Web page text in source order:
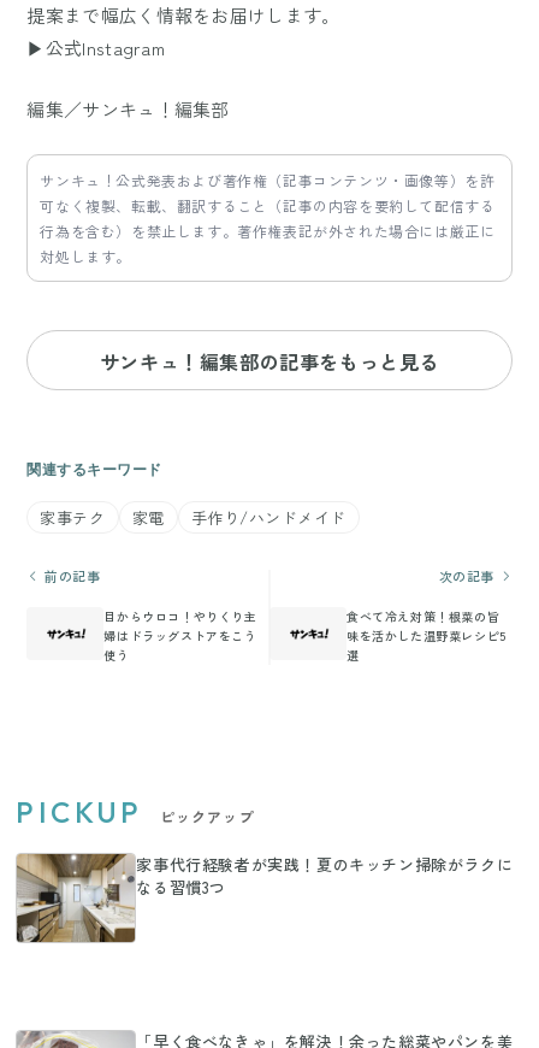
提案まで幅広く情報をお届けします。
▶公式Instagram
編集／サンキュ！編集部
サンキュ！公式発表および著作権（記事コンテンツ・画像等）を許
可なく複製、転載、翻訳すること（記事の内容を要約して配信する
行為を含む）を禁止します。著作権表記が外された場合には厳正に
対処します。
サンキュ！編集部の記事をもっと見る
関連するキーワード
家事テク 家電 手作り/ハンドメイド
前の記事
目からウロコ！やりくり主
婦はドラッグストアをこう
使う
次の記事
食べて冷え対策！根菜の旨
味を活かした温野菜レシピ5
選
PICKUP ピックアップ
家事代行経験者が実践！夏のキッチン掃除がラクに
なる習慣3つ
「早く食べなきゃ」を解決！余った総菜やパンを美